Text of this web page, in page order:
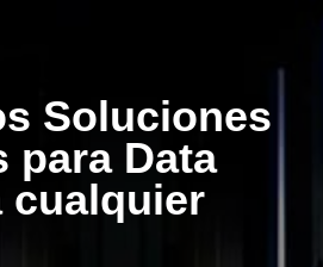
Soluciones
para Data
cualquier